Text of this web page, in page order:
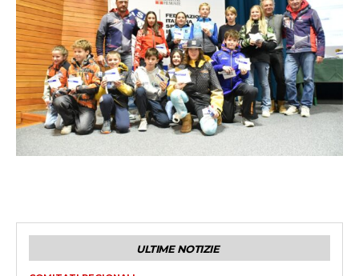
ULTIME NOTIZIE